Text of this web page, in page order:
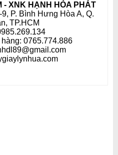
- XNK HẠNH HÒA PHÁT
P. Bình Hưng Hòa A, Q.
TP.HCM
0765.774.886